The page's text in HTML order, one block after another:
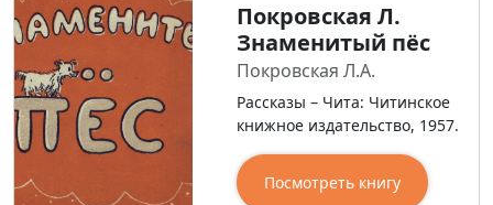
Покровская Л.
Знаменитый пёс
Покровская Л.А.
Рассказы – Чита: Читинское
книжное издательство, 1957.
Посмотреть книгу